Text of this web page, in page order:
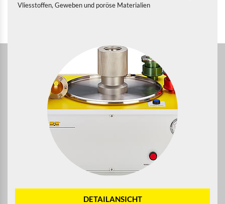
Vliesstoffen, Geweben und poröse Materialien
DETAILANSICHT